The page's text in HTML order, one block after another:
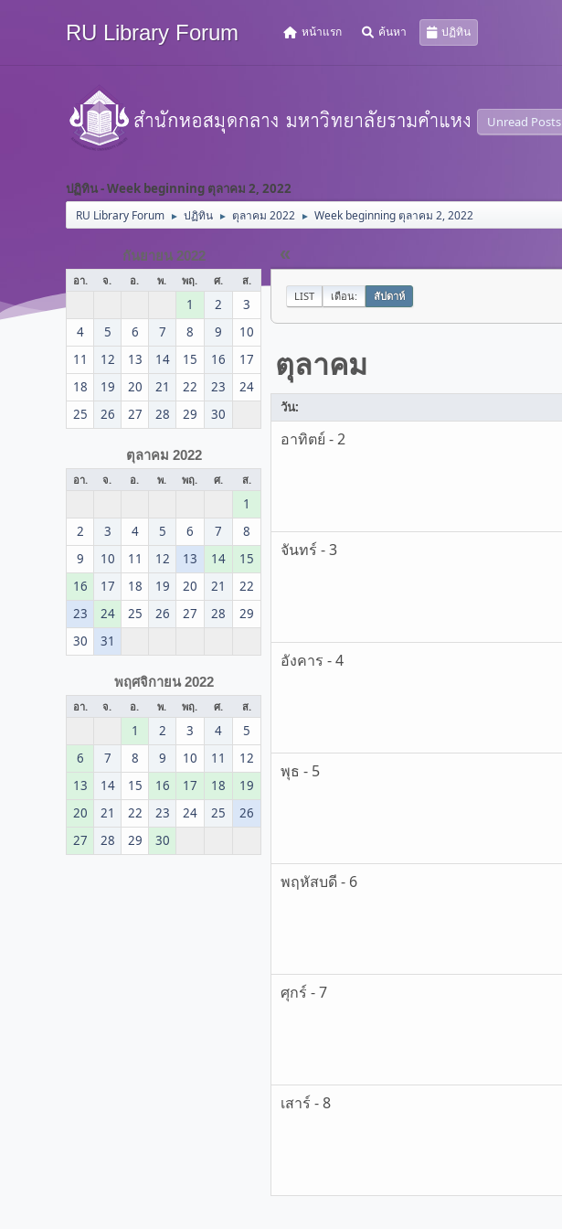
RU Library Forum หน้าแรก ค้นหา ปฏิทิน
Unread Posts
ปฏิทิน - Week beginning ตุลาคม 2, 2022
RU Library Forum ► ปฏิทิน ► ตุลาคม 2022 ► Week beginning ตุลาคม 2, 2022
กันยายน 2022
อา. จ. อ. พ. พฤ. ศ. ส.
1 2
3
4
5 6 7 8 9
10
11
12 13 14 15 16
17
18
19 20 21 22 23
24
25
26 27 28 29 30
ตุลาคม 2022
อา. จ. อ. พ. พฤ. ศ. ส.
1
2
3 4 5 6 7
8
9
10 11 12 13 14
15
16
17 18 19 20 21
22
23
24 25 26 27 28
29
30
31
พฤศจิกายน 2022
อา. จ. อ. พ. พฤ. ศ. ส.
1 2 3 4
5
6
7 8 9 10 11
12
13
14 15 16 17 18
19
20
21 22 23 24 25
26
27
28 29 30
«
LIST เดือน: สัปดาห์
ตุลาคม
วัน:
อาทิตย์ - 2
จันทร์ - 3
อังคาร - 4
พุธ - 5
พฤหัสบดี - 6
ศุกร์ - 7
เสาร์ - 8